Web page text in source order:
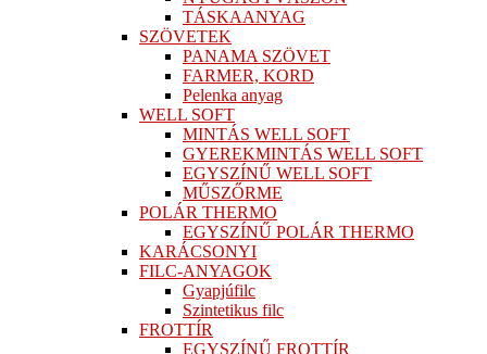
TÁSKAANYAG
SZÖVETEK
PANAMA SZÖVET
FARMER, KORD
Pelenka anyag
WELL SOFT
MINTÁS WELL SOFT
GYEREKMINTÁS WELL SOFT
EGYSZÍNŰ WELL SOFT
MŰSZŐRME
POLÁR THERMO
EGYSZÍNŰ POLÁR THERMO
KARÁCSONYI
FILC-ANYAGOK
Gyapjúfilc
Szintetikus filc
FROTTÍR
EGYSZÍNŰ FROTTÍR